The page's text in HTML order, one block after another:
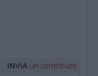
INVIA un contributo